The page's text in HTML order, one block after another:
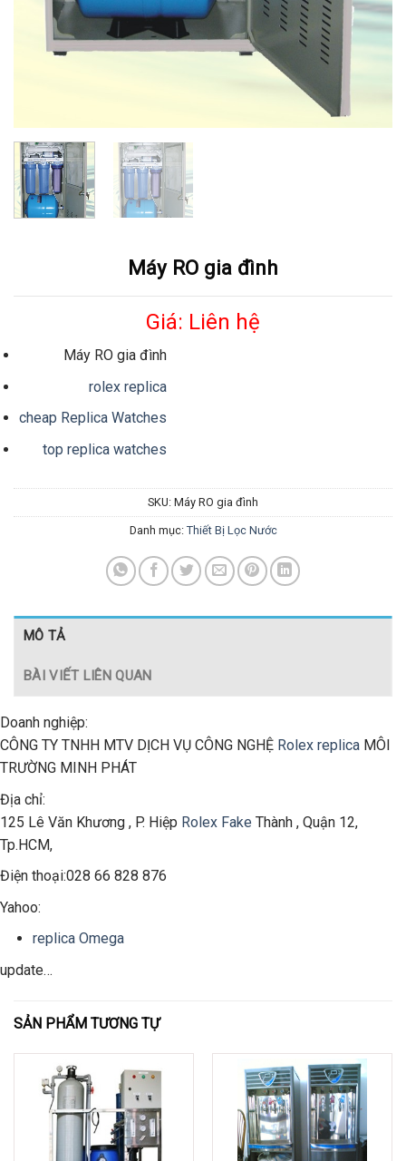
Máy RO gia đình
Giá: Liên hệ
Máy RO gia đình
rolex replica
cheap Replica Watches
top replica watches
SKU: Máy RO gia đình
Danh mục: Thiết Bị Lọc Nước
MÔ TẢ
BÀI VIẾT LIÊN QUAN
Doanh nghiệp:
CÔNG TY TNHH MTV DỊCH VỤ CÔNG NGHỆ Rolex replica MÔI
TRƯỜNG MINH PHÁT
Địa chỉ:
125 Lê Văn Khương , P. Hiệp Rolex Fake Thành , Quận 12,
Tp.HCM,
Điện thoại:028 66 828 876
Yahoo:
replica Omega
update…
SẢN PHẨM TƯƠNG TỰ